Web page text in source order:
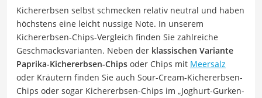
Kichererbsen selbst schmecken relativ neutral und haben
höchstens eine leicht nussige Note. In unserem
Kichererbsen-Chips-Vergleich finden Sie zahlreiche
Geschmacksvarianten. Neben der klassischen Variante
Paprika-Kichererbsen-Chips oder Chips mit Meersalz
oder Kräutern finden Sie auch Sour-Cream-Kichererbsen-
Chips oder sogar Kichererbsen-Chips im „Joghurt-Gurken-